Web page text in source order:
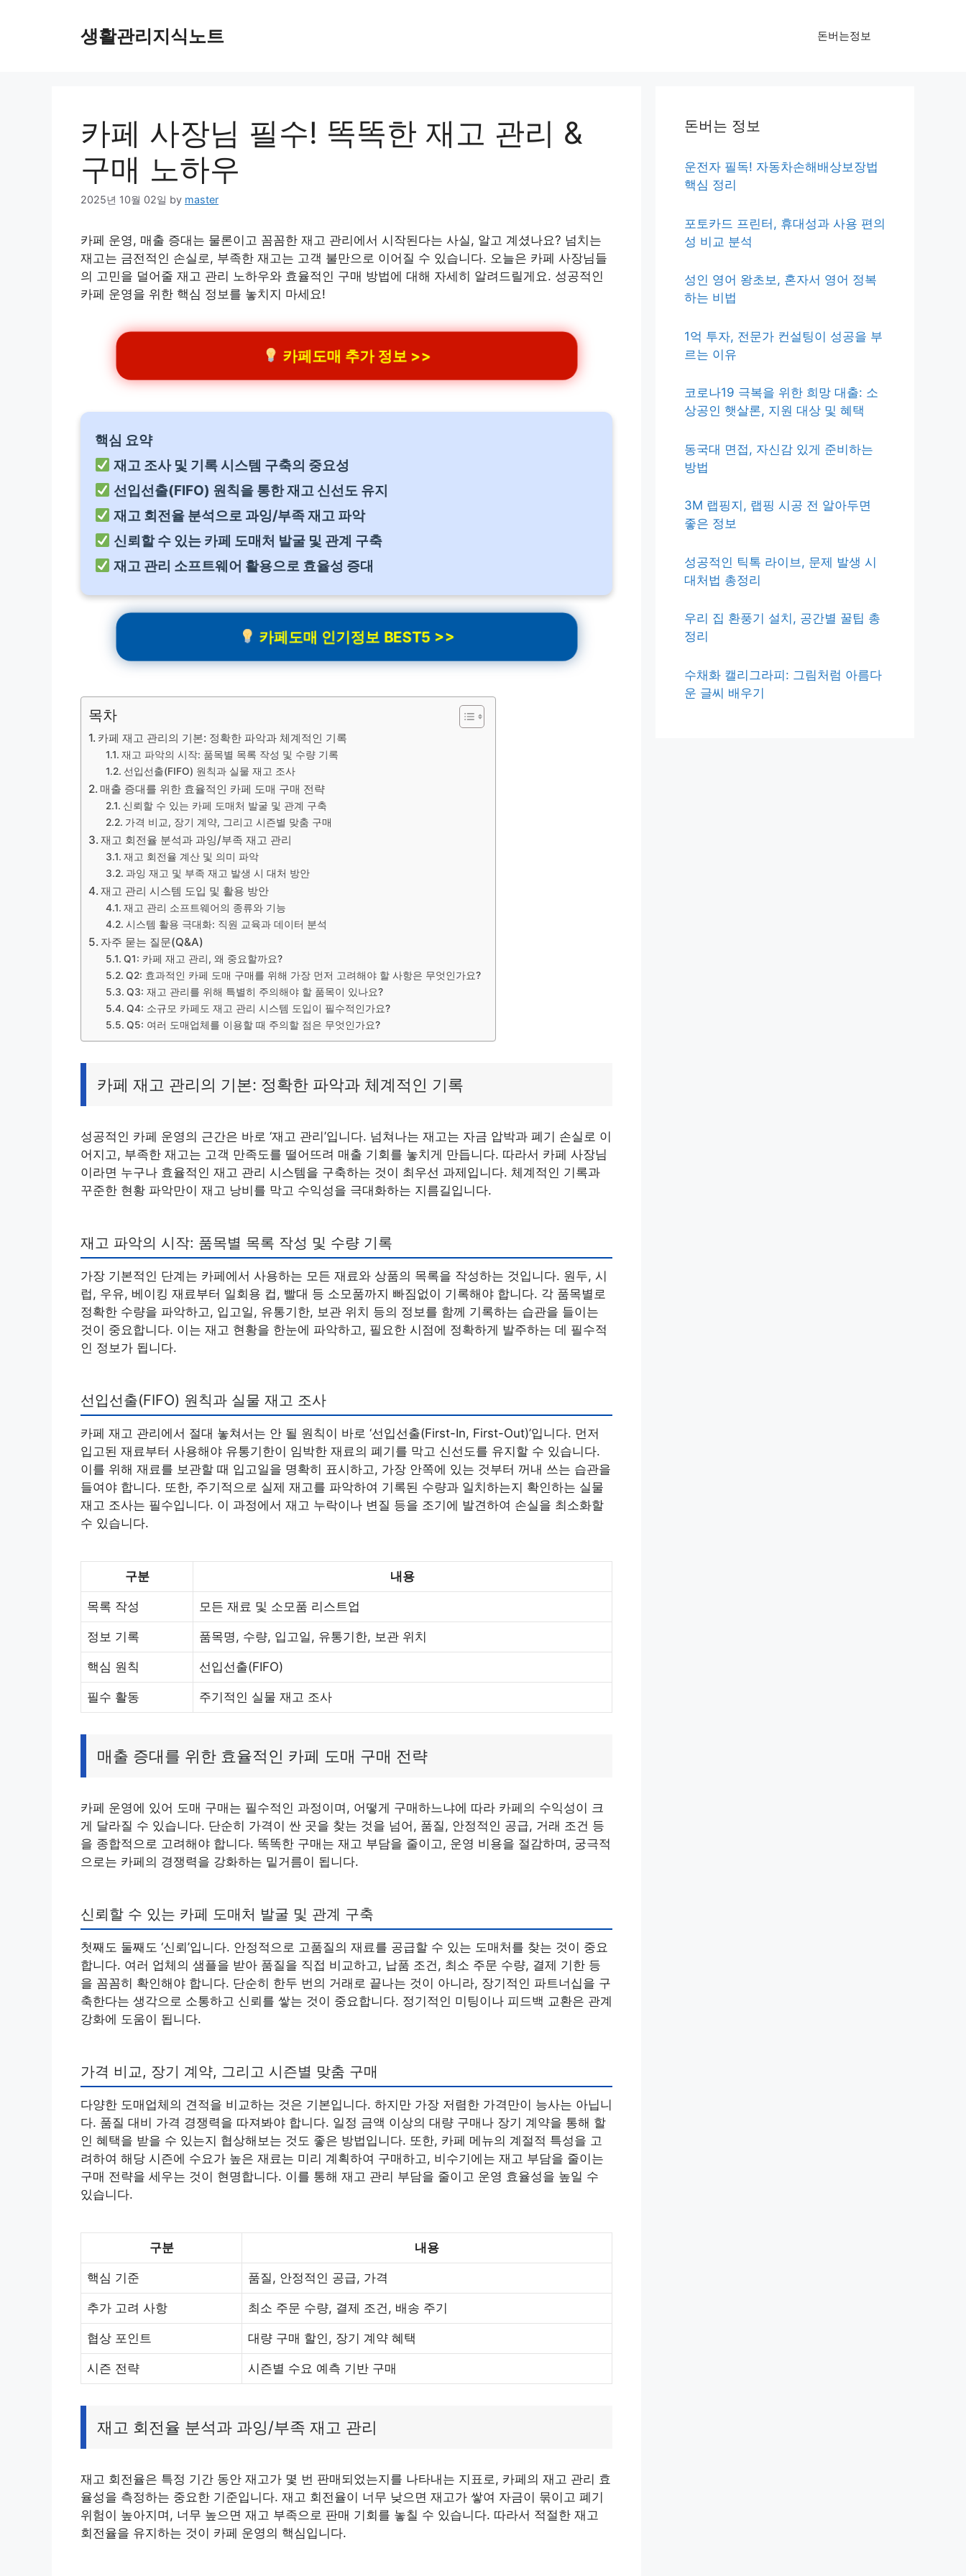
생활관리지식노트 돈버는정보
카페 사장님 필수! 똑똑한 재고 관리 &
구매 노하우
2025년 10월 02일 by master
카페 운영, 매출 증대는 물론이고 꼼꼼한 재고 관리에서 시작된다는 사실, 알고 계셨나요? 넘치는
재고는 금전적인 손실로, 부족한 재고는 고객 불만으로 이어질 수 있습니다. 오늘은 카페 사장님들
의 고민을 덜어줄 재고 관리 노하우와 효율적인 구매 방법에 대해 자세히 알려드릴게요. 성공적인
카페 운영을 위한 핵심 정보를 놓치지 마세요!
카페도매 추가 정보 >>
핵심 요약
재고 조사 및 기록 시스템 구축의 중요성
선입선출(FIFO) 원칙을 통한 재고 신선도 유지
재고 회전율 분석으로 과잉/부족 재고 파악
신뢰할 수 있는 카페 도매처 발굴 및 관계 구축
재고 관리 소프트웨어 활용으로 효율성 증대
카페도매 인기정보 BEST5 >>
목차
카페 재고 관리의 기본: 정확한 파악과 체계적인 기록
재고 파악의 시작: 품목별 목록 작성 및 수량 기록
선입선출(FIFO) 원칙과 실물 재고 조사
매출 증대를 위한 효율적인 카페 도매 구매 전략
신뢰할 수 있는 카페 도매처 발굴 및 관계 구축
가격 비교, 장기 계약, 그리고 시즌별 맞춤 구매
재고 회전율 분석과 과잉/부족 재고 관리
재고 회전율 계산 및 의미 파악
과잉 재고 및 부족 재고 발생 시 대처 방안
재고 관리 시스템 도입 및 활용 방안
재고 관리 소프트웨어의 종류와 기능
시스템 활용 극대화: 직원 교육과 데이터 분석
자주 묻는 질문(Q&A)
Q1: 카페 재고 관리, 왜 중요할까요?
Q2: 효과적인 카페 도매 구매를 위해 가장 먼저 고려해야 할 사항은 무엇인가요?
Q3: 재고 관리를 위해 특별히 주의해야 할 품목이 있나요?
Q4: 소규모 카페도 재고 관리 시스템 도입이 필수적인가요?
Q5: 여러 도매업체를 이용할 때 주의할 점은 무엇인가요?
카페 재고 관리의 기본: 정확한 파악과 체계적인 기록
성공적인 카페 운영의 근간은 바로 ‘재고 관리’입니다. 넘쳐나는 재고는 자금 압박과 폐기 손실로 이
어지고, 부족한 재고는 고객 만족도를 떨어뜨려 매출 기회를 놓치게 만듭니다. 따라서 카페 사장님
이라면 누구나 효율적인 재고 관리 시스템을 구축하는 것이 최우선 과제입니다. 체계적인 기록과
꾸준한 현황 파악만이 재고 낭비를 막고 수익성을 극대화하는 지름길입니다.
재고 파악의 시작: 품목별 목록 작성 및 수량 기록
가장 기본적인 단계는 카페에서 사용하는 모든 재료와 상품의 목록을 작성하는 것입니다. 원두, 시
럽, 우유, 베이킹 재료부터 일회용 컵, 빨대 등 소모품까지 빠짐없이 기록해야 합니다. 각 품목별로
정확한 수량을 파악하고, 입고일, 유통기한, 보관 위치 등의 정보를 함께 기록하는 습관을 들이는
것이 중요합니다. 이는 재고 현황을 한눈에 파악하고, 필요한 시점에 정확하게 발주하는 데 필수적
인 정보가 됩니다.
선입선출(FIFO) 원칙과 실물 재고 조사
카페 재고 관리에서 절대 놓쳐서는 안 될 원칙이 바로 ‘선입선출(First-In, First-Out)’입니다. 먼저
입고된 재료부터 사용해야 유통기한이 임박한 재료의 폐기를 막고 신선도를 유지할 수 있습니다.
이를 위해 재료를 보관할 때 입고일을 명확히 표시하고, 가장 안쪽에 있는 것부터 꺼내 쓰는 습관을
들여야 합니다. 또한, 주기적으로 실제 재고를 파악하여 기록된 수량과 일치하는지 확인하는 실물
재고 조사는 필수입니다. 이 과정에서 재고 누락이나 변질 등을 조기에 발견하여 손실을 최소화할
수 있습니다.
구분 내용
목록 작성 모든 재료 및 소모품 리스트업
정보 기록 품목명, 수량, 입고일, 유통기한, 보관 위치
핵심 원칙 선입선출(FIFO)
필수 활동 주기적인 실물 재고 조사
매출 증대를 위한 효율적인 카페 도매 구매 전략
카페 운영에 있어 도매 구매는 필수적인 과정이며, 어떻게 구매하느냐에 따라 카페의 수익성이 크
게 달라질 수 있습니다. 단순히 가격이 싼 곳을 찾는 것을 넘어, 품질, 안정적인 공급, 거래 조건 등
을 종합적으로 고려해야 합니다. 똑똑한 구매는 재고 부담을 줄이고, 운영 비용을 절감하며, 궁극적
으로는 카페의 경쟁력을 강화하는 밑거름이 됩니다.
신뢰할 수 있는 카페 도매처 발굴 및 관계 구축
첫째도 둘째도 ‘신뢰’입니다. 안정적으로 고품질의 재료를 공급할 수 있는 도매처를 찾는 것이 중요
합니다. 여러 업체의 샘플을 받아 품질을 직접 비교하고, 납품 조건, 최소 주문 수량, 결제 기한 등
을 꼼꼼히 확인해야 합니다. 단순히 한두 번의 거래로 끝나는 것이 아니라, 장기적인 파트너십을 구
축한다는 생각으로 소통하고 신뢰를 쌓는 것이 중요합니다. 정기적인 미팅이나 피드백 교환은 관계
강화에 도움이 됩니다.
가격 비교, 장기 계약, 그리고 시즌별 맞춤 구매
다양한 도매업체의 견적을 비교하는 것은 기본입니다. 하지만 가장 저렴한 가격만이 능사는 아닙니
다. 품질 대비 가격 경쟁력을 따져봐야 합니다. 일정 금액 이상의 대량 구매나 장기 계약을 통해 할
인 혜택을 받을 수 있는지 협상해보는 것도 좋은 방법입니다. 또한, 카페 메뉴의 계절적 특성을 고
려하여 해당 시즌에 수요가 높은 재료는 미리 계획하여 구매하고, 비수기에는 재고 부담을 줄이는
구매 전략을 세우는 것이 현명합니다. 이를 통해 재고 관리 부담을 줄이고 운영 효율성을 높일 수
있습니다.
구분 내용
핵심 기준 품질, 안정적인 공급, 가격
추가 고려 사항 최소 주문 수량, 결제 조건, 배송 주기
협상 포인트 대량 구매 할인, 장기 계약 혜택
시즌 전략 시즌별 수요 예측 기반 구매
재고 회전율 분석과 과잉/부족 재고 관리
재고 회전율은 특정 기간 동안 재고가 몇 번 판매되었는지를 나타내는 지표로, 카페의 재고 관리 효
율성을 측정하는 중요한 기준입니다. 재고 회전율이 너무 낮으면 재고가 쌓여 자금이 묶이고 폐기
위험이 높아지며, 너무 높으면 재고 부족으로 판매 기회를 놓칠 수 있습니다. 따라서 적절한 재고
회전율을 유지하는 것이 카페 운영의 핵심입니다.
돈버는 정보
운전자 필독! 자동차손해배상보장법
핵심 정리
포토카드 프린터, 휴대성과 사용 편의
성 비교 분석
성인 영어 왕초보, 혼자서 영어 정복
하는 비법
1억 투자, 전문가 컨설팅이 성공을 부
르는 이유
코로나19 극복을 위한 희망 대출: 소
상공인 햇살론, 지원 대상 및 혜택
동국대 면접, 자신감 있게 준비하는
방법
3M 랩핑지, 랩핑 시공 전 알아두면
좋은 정보
성공적인 틱톡 라이브, 문제 발생 시
대처법 총정리
우리 집 환풍기 설치, 공간별 꿀팁 총
정리
수채화 캘리그라피: 그림처럼 아름다
운 글씨 배우기